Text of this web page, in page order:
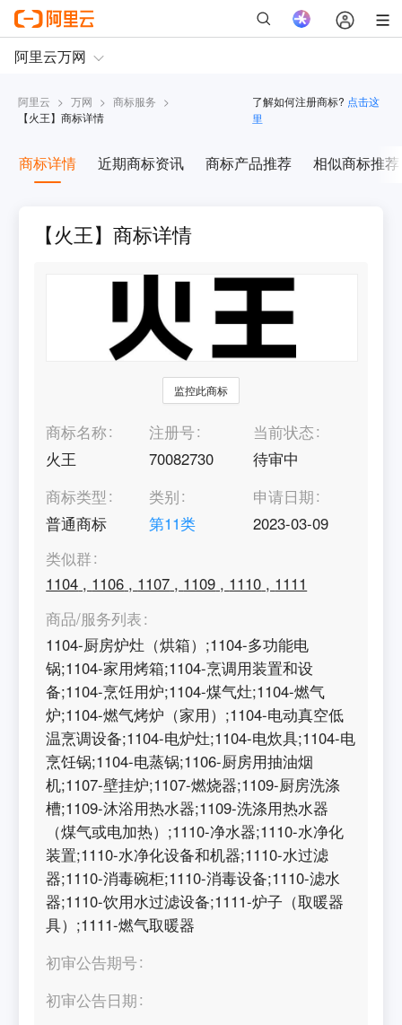
阿里云 > 万网 > 商标服务 >
【火王】商标详情
了解如何注册商标? 点击这
里
商标详情 近期商标资讯 商标产品推荐 相似商标推荐
【火王】商标详情
监控此商标
商标名称
火王
注册号
70082730
当前状态
待审中
商标类型
普通商标
类别
第11类
申请日期
2023-03-09
类似群
1104 , 1106 , 1107 , 1109 , 1110 , 1111
商品/服务列表
1104-厨房炉灶（烘箱）;1104-多功能电
锅;1104-家用烤箱;1104-烹调用装置和设
备;1104-烹饪用炉;1104-煤气灶;1104-燃气
炉;1104-燃气烤炉（家用）;1104-电动真空低
温烹调设备;1104-电炉灶;1104-电炊具;1104-电
烹饪锅;1104-电蒸锅;1106-厨房用抽油烟
机;1107-壁挂炉;1107-燃烧器;1109-厨房洗涤
槽;1109-沐浴用热水器;1109-洗涤用热水器
（煤气或电加热）;1110-净水器;1110-水净化
装置;1110-水净化设备和机器;1110-水过滤
器;1110-消毒碗柜;1110-消毒设备;1110-滤水
器;1110-饮用水过滤设备;1111-炉子（取暖器
具）;1111-燃气取暖器
初审公告期号
初审公告日期